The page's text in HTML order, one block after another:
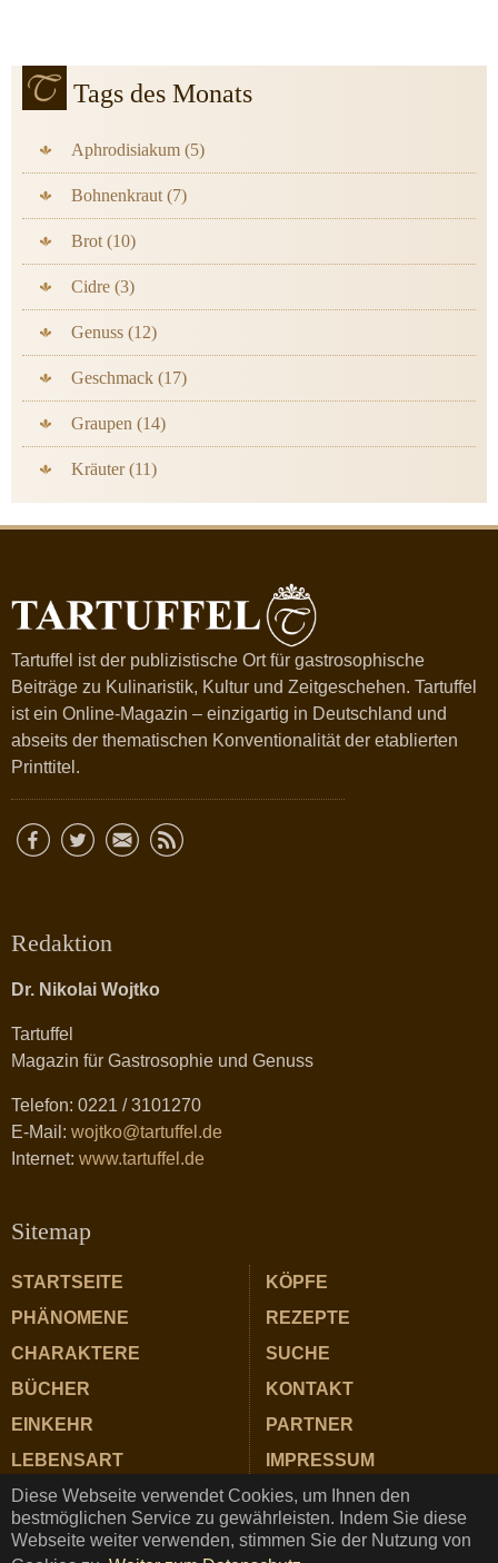
Diese Webseite verwendet Cookies, um Ihnen den
bestmöglichen Service zu gewährleisten. Indem Sie diese
Webseite weiter verwenden, stimmen Sie der Nutzung von
Tags des Monats
Aphrodisiakum (5)
Bohnenkraut (7)
Brot (10)
Cidre (3)
Genuss (12)
Geschmack (17)
Graupen (14)
Kräuter (11)
Tartuffel ist der publizistische Ort für gastrosophische
Beiträge zu Kulinaristik, Kultur und Zeitgeschehen. Tartuffel
ist ein Online-Magazin – einzigartig in Deutschland und
abseits der thematischen Konventionalität der etablierten
Printtitel.
Redaktion
Dr. Nikolai Wojtko
Tartuffel
Magazin für Gastrosophie und Genuss
Telefon: 0221 / 3101270
E-Mail: wojtko@tartuffel.de
Internet: www.tartuffel.de
Sitemap
STARTSEITE
PHÄNOMENE
CHARAKTERE
BÜCHER
EINKEHR
LEBENSART
ZUTATEN
KÖPFE
REZEPTE
SUCHE
KONTAKT
PARTNER
IMPRESSUM
DATENSCHUTZ